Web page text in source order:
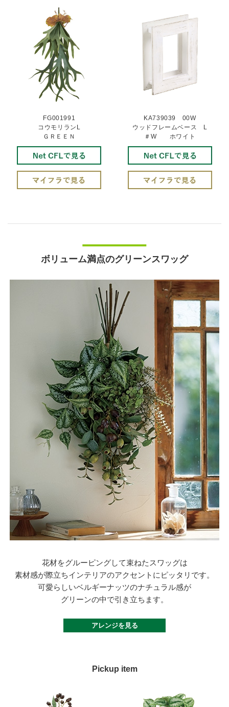
FG001991
コウモリランL
ＧＲＥＥＮ
KA739039 00W
ウッドフレームベース L
＃W ホワイト
ボリューム満点のグリーンスワッグ
花材をグルーピングして束ねたスワッグは
素材感が際立ちインテリアのアクセントにピッタリです。
可愛らしいベルギーナッツのナチュラル感が
グリーンの中で引き立ちます。
アレンジを見る
Pickup item